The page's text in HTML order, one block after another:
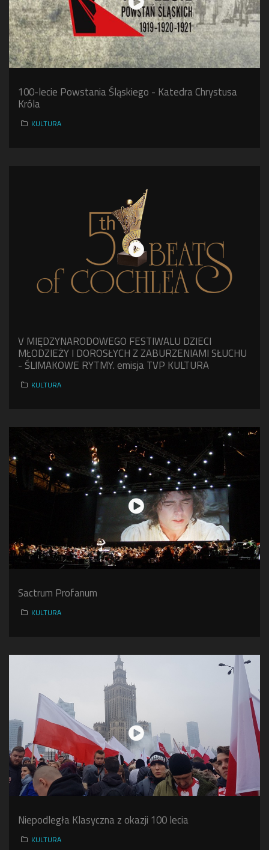
100-lecie Powstania Śląskiego - Katedra Chrystusa
Króla
KULTURA
V MIĘDZYNARODOWEGO FESTIWALU DZIECI
MŁODZIEŻY I DOROSŁYCH Z ZABURZENIAMI SŁUCHU
- ŚLIMAKOWE RYTMY. emisja TVP KULTURA
KULTURA
Sactrum Profanum
KULTURA
Niepodległa Klasyczna z okazji 100 lecia
KULTURA